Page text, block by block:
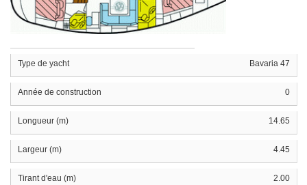
Type de yacht Bavaria 47
Année de construction 0
Longueur (m) 14.65
Largeur (m) 4.45
Tirant d'eau (m) 2.00